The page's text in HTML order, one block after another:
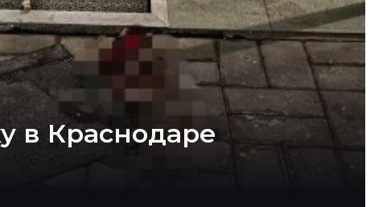
в Краснодаре